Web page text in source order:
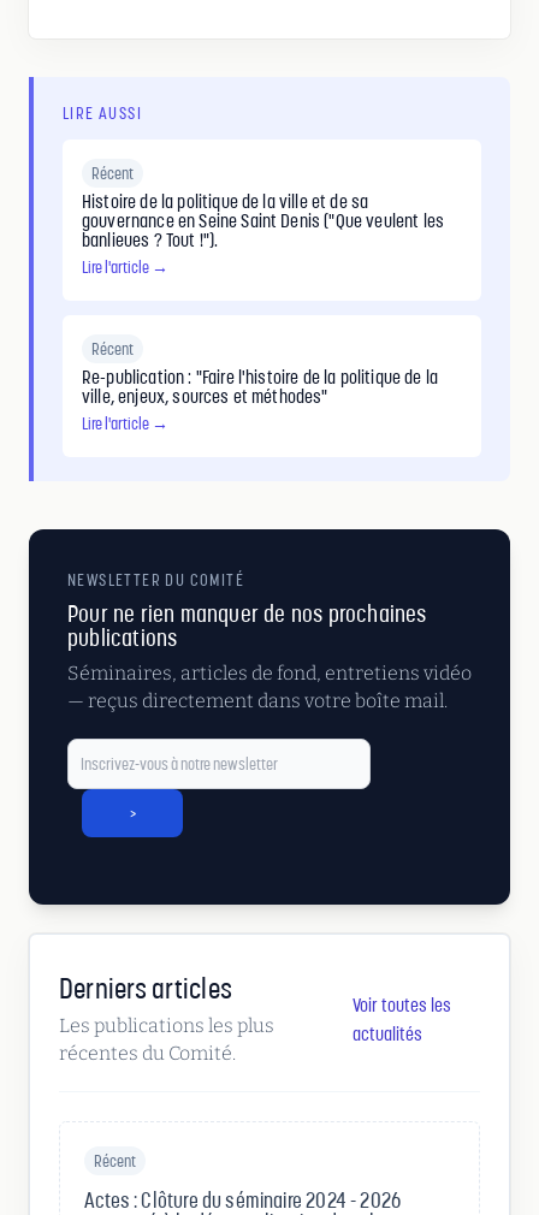
LIRE AUSSI
Récent
Histoire de la politique de la ville et de sa
gouvernance en Seine Saint Denis ("Que veulent les
banlieues ? Tout !").
Lire l'article →
Récent
Re-publication : "Faire l'histoire de la politique de la
ville, enjeux, sources et méthodes"
Lire l'article →
NEWSLETTER DU COMITÉ
Pour ne rien manquer de nos prochaines
publications
Séminaires, articles de fond, entretiens vidéo
— reçus directement dans votre boîte mail.
>
Derniers articles
Les publications les plus
récentes du Comité.
Voir toutes les
actualités
Récent
Actes : Clôture du séminaire 2024 - 2026